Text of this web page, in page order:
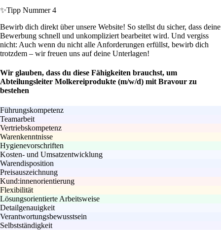
✨Tipp Nummer 4
Bewirb dich direkt über unsere Website! So stellst du sicher, dass deine
Bewerbung schnell und unkompliziert bearbeitet wird. Und vergiss
nicht: Auch wenn du nicht alle Anforderungen erfüllst, bewirb dich
trotzdem – wir freuen uns auf deine Unterlagen!
Wir glauben, dass du diese Fähigkeiten brauchst, um
Abteilungsleiter Molkereiprodukte (m/w/d) mit Bravour zu
bestehen
Führungskompetenz
Teamarbeit
Vertriebskompetenz
Warenkenntnisse
Hygienevorschriften
Kosten- und Umsatzentwicklung
Warendisposition
Preisauszeichnung
Kund:innenorientierung
Flexibilität
Lösungsorientierte Arbeitsweise
Detailgenauigkeit
Verantwortungsbewusstsein
Selbstständigkeit